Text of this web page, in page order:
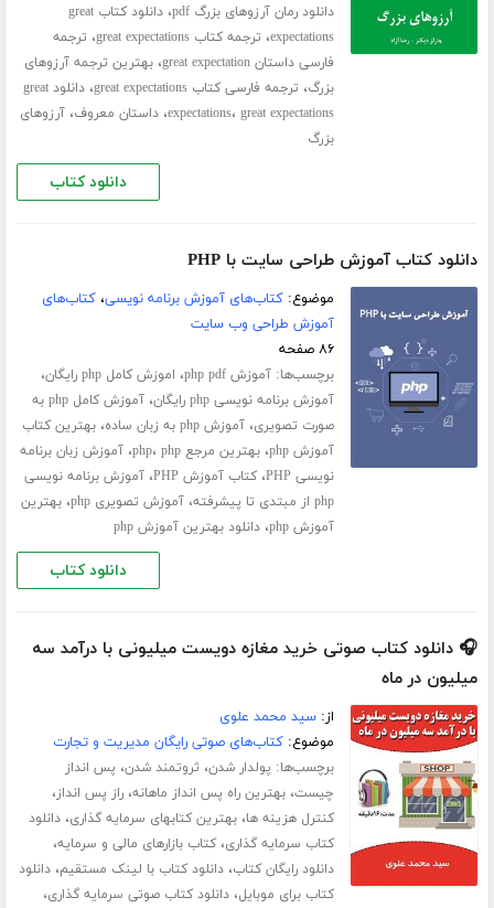
دانلود رمان آرزوهای بزرگ pdf ،
دانلود کتاب great
expectations، ترجمه کتاب great expectations ، ترجمه
فارسی داستان great expectation
،بهترین ترجمه آرزوهای
بزرگ، ترجمه فارسی کتاب great expectations ،
دانلود great
expectations، great expectations ،داستان معروف،آرزوهای
بزرگ
دانلود کتاب
دانلود کتاب آموزش طراحی سایت با PHP
موضوع:کتاب‌های آموزش برنامه نویسی،کتاب‌های
آموزش طراحی وب سایت
۸۶ صفحه
برچسب‌ها:آموزش php pdf ، اموزش کامل php رایگان ،
آموزش برنامه نویسی php رایگان ،
آموزش کامل php به
صورت تصویری،آموزش php به زبان ساده ،بهترین کتاب
آموزش php
،بهترین مرجع php ، php ،آموزش زبان برنامه
نویسی PHP
،کتاب آموزش PHP ،آموزش برنامه نویسی
php از مبتدی تا پیشرفته
،آموزش تصویری php ،بهترین
آموزش php
،دانلود بهترین آموزش php
دانلود کتاب
🎧 دانلود کتاب صوتی خرید مغازه دویست میلیونی با درآمد سه
میلیون در ماه
از:سید محمد علوی
موضوع:کتاب‌های صوتی رایگان مدیریت و تجارت
برچسب‌ها: پولدار شدن، ثروتمند شدن، پس انداز
چیست،بهترین راه پس انداز ماهانه،راز پس انداز،
کنترل هزینه ها،بهترین کتابهای سرمایه گذاری،دانلود
کتاب سرمایه گذاری،کتاب بازارهای مالی و سرمایه،
دانلود رایگان کتاب،دانلود کتاب با لینک مستقیم،دانلود
کتاب برای موبایل،دانلود کتاب صوتی سرمایه گذاری،